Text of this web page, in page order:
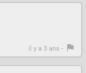
il y a 3 ans -